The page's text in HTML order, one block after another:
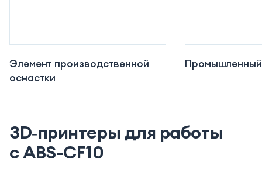
Элемент производственной
оснастки
Промышленный
3D‑принтеры для работы
с ABS-CF10